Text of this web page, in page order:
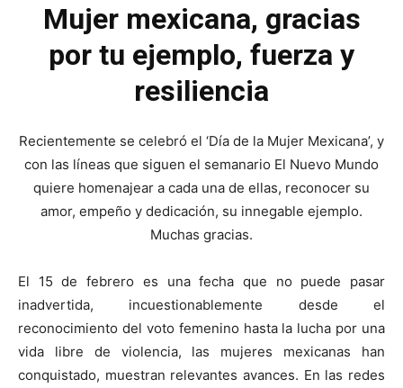
Mujer mexicana, gracias
por tu ejemplo, fuerza y
resiliencia
Recientemente se celebró el ‘Día de la Mujer Mexicana’, y
con las líneas que siguen el semanario El Nuevo Mundo
quiere homenajear a cada una de ellas, reconocer su
amor, empeño y dedicación, su innegable ejemplo.
Muchas gracias.
El 15 de febrero es una fecha que no puede pasar
inadvertida, incuestionablemente desde el
reconocimiento del voto femenino hasta la lucha por una
vida libre de violencia, las mujeres mexicanas han
conquistado, muestran relevantes avances. En las redes